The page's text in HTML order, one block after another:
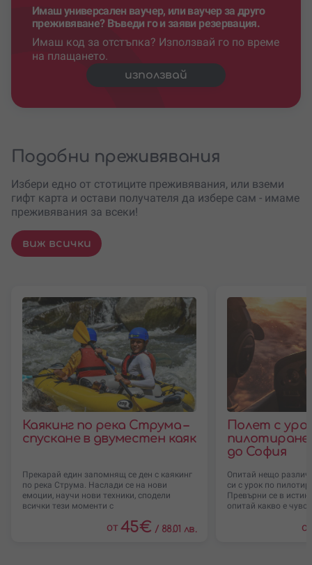
Имаш универсален ваучер, или ваучер за друго
преживяване? Въведи го и заяви резервация.
Имаш код за отстъпка? Използвай го по време
на плащането.
използвай
Подобни преживявания
Избери едно от стотиците преживявания, или вземи
гифт карта и остави получателя да избере сам - имаме
преживявания за всеки!
виж всички
Каякинг по река Струма –
спускане в двуместен каяк
Прекарай един запомнящ се ден с каякинг
по река Струма. Наслади се на нови
емоции, научи нови техники, сподели
всички тези моменти с
от 45€ / 88.01 лв.
Полет с
до София
Опитай нещо
си с урок по
Превърни се в
опитай какво е